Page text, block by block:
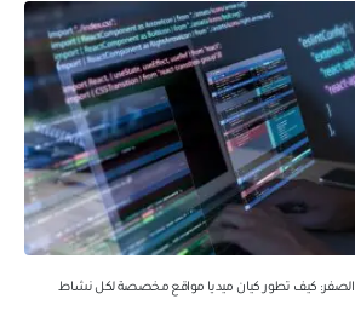
الصفر: كيف تطور كيان ميديا مواقع مخصصة لكل نشاط